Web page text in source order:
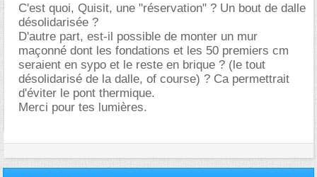
C'est quoi, Quisit, une "réservation" ? Un bout de dalle
désolidarisée ?
D'autre part, est-il possible de monter un mur
maçonné dont les fondations et les 50 premiers cm
seraient en sypo et le reste en brique ? (le tout
désolidarisé de la dalle, of course) ? Ca permettrait
d'éviter le pont thermique.
Merci pour tes lumières.